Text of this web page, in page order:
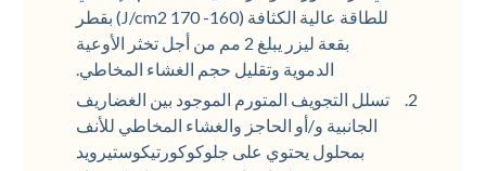
للطاقة عالية الكثافة (160- 170 J/cm2) بقطر
بقعة ليزر يبلغ 2 مم من أجل تخثر الأوعية
الدموية وتقليل حجم الغشاء المخاطي.
تسلل التجويف المتورم الموجود بين الغضاريف
الجانبية و/أو الحاجز والغشاء المخاطي للأنف
بمحلول يحتوي على جلوكوكورتيكوستيرويد